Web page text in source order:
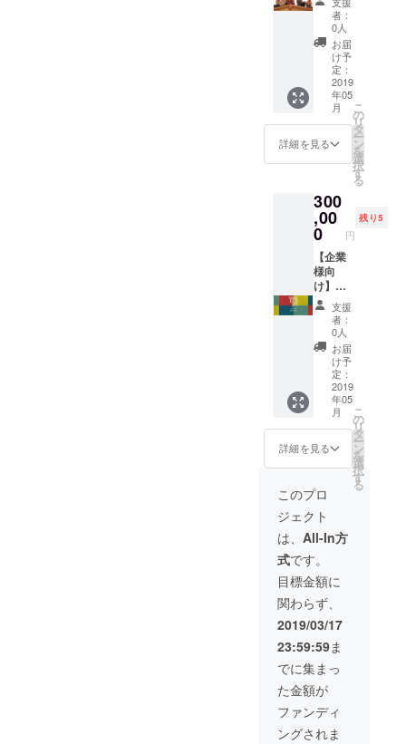
お名前
をご記
入くだ
さい。
ご記入
のない
場合は
CAMPF
IREの
ユー
ザー名
を掲載
ますの
で、予
めご了
承くだ
さい。
入くだ
さい。
ご記入
のない
場合は
CAMPF
IREの
ユー
ザー名
を掲載
いたし
ますの
めご了
承くだ
さい。
※交通
費・滞
在費は
弊社に
て負担
いたし
ます。
※ワーク
ショッ
プ開催
スケ
ジュー
後日相
談のう
え確定
いたし
ます。
（2019
年5月～
2020年
2月まで
に開
催）
WiSE
KiDS
LaBイ
ンスト
ラク
ターの
資格・
ディプ
ロマ・
マニュ
アルを
発行い
たしま
す。
※「ノー
トを
使った
【考え
る楽し
さ】を
育む親
子ワー
ク
ショッ
プ」を
講師と
お送り
いたし
ます。
「ノー
トを
使った
【考え
る楽し
さ】を
育む親
子ワー
ショッ
プ」を
主催す
る権利
（1回）
を付与
いたし
ます。
※交通
費・滞
在費は
弊社に
て負担
いたし
ます。
※ワーク
ショッ
プ開催
スケ
ジュー
ル等は
後日相
談のう
え確定
いたし
ます。
（2019
年5月～
2020年
2月まで
に開
催）
者：
0人
お届
け予
定：
2019
年05
月
詳細を見る
こ
の
リ
タ
ー
ン
を
選
択
す
る
300
,00
0 円
残り5
【企業
様向
け】
300000
円 1）2
種の
ノート
を30冊
ずつお
送りい
たしま
す。
2）ホー
ムペー
ジの協
賛企業
ご紹介
ページ
にご希
望者様
のお名
前・会
社名・
ロゴを
掲載さ
せてい
ただき
ます。
※ご支援
時、必
ず備考
欄にご
希望の
お名前
支援
者：
0人
お届
け予
定：
2019
年05
月
詳細を見る
こ
の
リ
タ
ー
ン
を
選
択
す
る
このプロ
ジェクト
は、 All-In方
式です。
目標金額に
関わらず、
2019/03/17
23:59:59ま
でに集まっ
た金額が
ファンディ
ングされま